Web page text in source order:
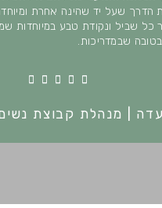
הדרך שעל יד שהינה אחרת
כל שביל ונקודת טבע במיוחדות
בטובה שבמדריכות.





5
עדה | מנהלת קבוצת